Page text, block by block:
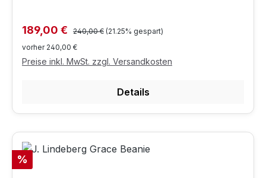
Verkaufspreis:
189,00 € Regulärer Preis:
240,00 € (21.25% gespart)
vorher 240,00 €
Preise inkl. MwSt. zzgl. Versandkosten
Details
Rabatt
%